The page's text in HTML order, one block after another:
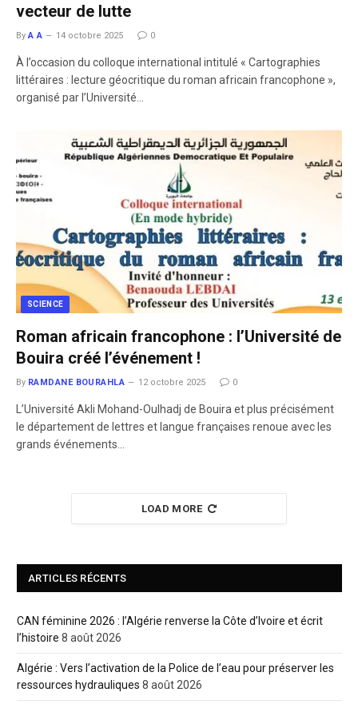
vecteur de lutte
By A A 14 octobre 2025 0
À l’occasion du colloque international intitulé « Cartographies
littéraires : lecture géocritique du roman africain francophone »,
organisé par l’Université…
SCIENCE
Roman africain francophone : l’Université de
Bouira créé l’événement !
By RAMDANE BOURAHLA 12 octobre 2025 0
L’Université Akli Mohand-Oulhadj de Bouira et plus précisément
le département de lettres et langue françaises renoue avec les
grands événements…
LOAD MORE
ARTICLES RÉCENTS
CAN féminine 2026 : l’Algérie renverse la Côte d’Ivoire et écrit
l’histoire 8 août 2026
Algérie : Vers l’activation de la Police de l’eau pour préserver les
ressources hydrauliques 8 août 2026